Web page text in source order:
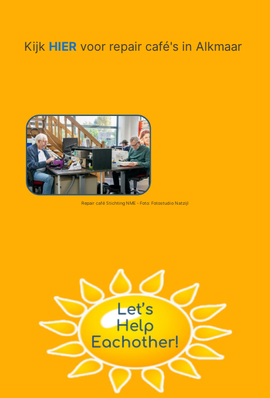
Kijk HIER voor repair café's in Alkmaar
Repair café Stichting NME - Foto: Fotostudio Natzijl